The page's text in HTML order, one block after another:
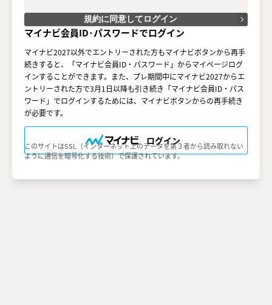
認したものとみなします。
○第３条（会員ＩＤ番号とパスワード）
るものとします。ただし、第５条に抵触すると当社が判断した
場合は、会員ＩＤ番号を付与されないことがあります。
（２）会員は、会員ＩＤ番号およびパスワードを第三者に譲渡
または貸与してはなりません。
（３）会員の会員ＩＤ番号およびパスワードの管理および使用
は会員の責任とし、これらの使用上の過誤または第三者による
不正使用等については、当社は一切の責任を負わないものとし
ます。
○第４条（会員サービス）
（１）会員サービスの提供期間は、2025年2月1日～2027年2月
（２）当社は、会員への事前の通知なくして、会員サービスを
規約に同意してログイン
マイナビ会員ID･パスワードでログイン
マイナビ2027以外でエントリーされた方もマイナビボタンから再手
続きすると、「マイナビ会員ID・パスワード」からマイページログ
インすることができます。また、プレ期間中にマイナビ2027からエ
ントリーされた方で3月1日以降も引き続き「マイナビ会員ID・パス
ワード」でログインするためには、マイナビボタンからの再手続き
が必要です。
ログイン
このサイトはSSL（インターネット上のデータを第３者から読み取れない
ように通信を暗号化する技術）で保護されています。